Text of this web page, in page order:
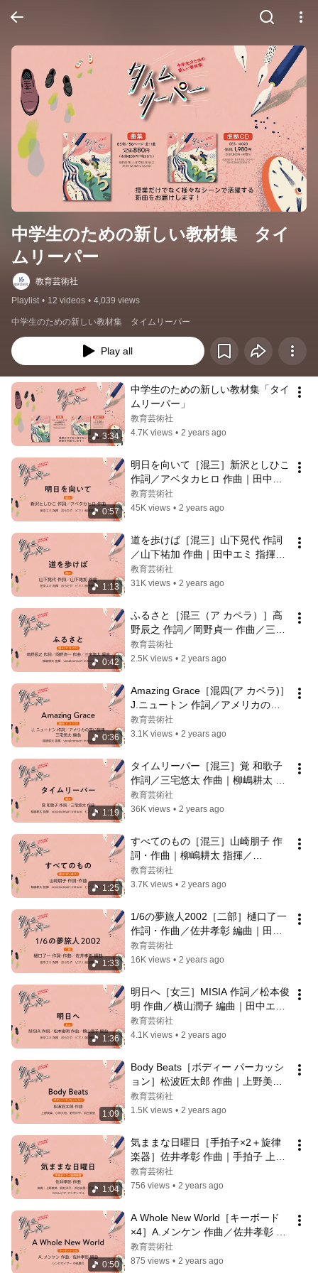
中学生のための新しい教材集　タイ
ムリーパー
教育芸術社
Playlist • 12 videos • 4,039 views
中学生のための新しい教材集　タイムリーパー
Play all
3:34
中学生のための新しい教材集「タイ
ムリーパー」
教育芸術社
4.7K views • 2 years ago
0:57
明日を向いて［混三］新沢としひこ
作詞／アベタカヒロ 作曲｜田中エ
ミ 指揮／おうたや／ピアノ 前田勝
則
教育芸術社
45K views • 2 years ago
1:13
道を歩けば［混三］山下晃代 作詞
／山下祐加 作曲｜田中エミ 指揮／
おうたや／ピアノ 前田勝則
教育芸術社
31K views • 2 years ago
0:42
ふるさと［混三（ア カペラ）］高
野辰之 作詞／岡野貞一 作曲／三宅
悠太 編曲｜柳嶋耕太 指揮／
vocalconsort initium
教育芸術社
2.5K views • 2 years ago
0:36
Amazing Grace［混四(ア カペラ)］
J.ニュートン 作詞／アメリカの古
い旋律／三宅悠太 編曲｜柳嶋耕太
指揮／vocalconsort initium
教育芸術社
3.1K views • 2 years ago
1:19
タイムリーパー［混三］覚 和歌子
作詞／三宅悠太 作曲｜柳嶋耕太 指
揮／vocalconsort initium／ピアノ
薄木　葵
教育芸術社
36K views • 2 years ago
1:25
すべてのもの［混三］山崎朋子 作
詞・作曲｜柳嶋耕太 指揮／
vocalconsort initium／ピアノ 薄
木　葵
教育芸術社
3.7K views • 2 years ago
1:33
1/6の夢旅人2002［二部］樋口了一
作詞・作曲／佐井孝彰 編曲｜田中
エミ 指揮／おうたや／ピアノ 前田
勝則
教育芸術社
16K views • 2 years ago
1:36
明日へ［女三］MISIA 作詞／松本俊
明 作曲／横山潤子 編曲｜田中エミ
指揮／おうたや／ピアノ 前田勝則
教育芸術社
4.1K views • 2 years ago
1:09
Body Beats［ボディー パーカッシ
ョン］松波匠太郎 作曲｜上野美
菜、小林大和、野村洋平、浜谷安里
教育芸術社
1.5K views • 2 years ago
1:04
気ままな日曜日［手拍子×2＋旋律
楽器］佐井孝彰 作曲｜手拍子 上野
美菜、野村洋平、浜谷安里／コロム
ビア・アンサンブル
教育芸術社
756 views • 2 years ago
0:50
A Whole New World［キーボード
×4］A.メンケン 作曲／佐井孝彰 編
曲｜シンセサイザー 中島慶久
教育芸術社
875 views • 2 years ago